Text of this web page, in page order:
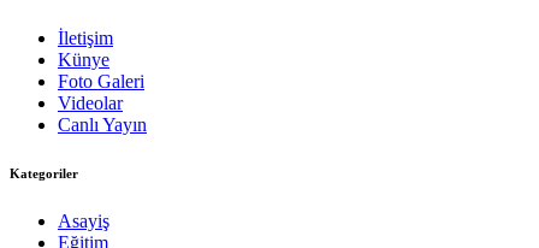
İletişim
Künye
Foto Galeri
Videolar
Canlı Yayın
Kategoriler
Asayiş
Eğitim